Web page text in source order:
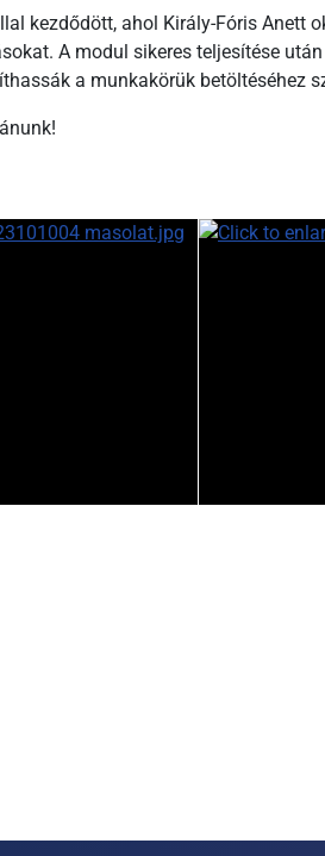
kezdődött, ahol Király-Fóris Anett
A modul sikeres teljesítése
a munkakörük betöltéséhez